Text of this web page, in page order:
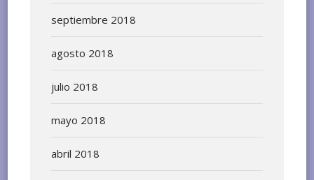
septiembre 2018
agosto 2018
julio 2018
mayo 2018
abril 2018